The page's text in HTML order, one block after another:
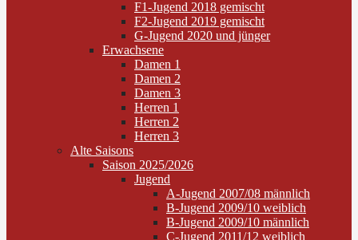
F1-Jugend 2018 gemischt
F2-Jugend 2019 gemischt
G-Jugend 2020 und jünger
Erwachsene
Damen 1
Damen 2
Damen 3
Herren 1
Herren 2
Herren 3
Alte Saisons
Saison 2025/2026
Jugend
A-Jugend 2007/08 männlich
B-Jugend 2009/10 weiblich
B-Jugend 2009/10 männlich
C-Jugend 2011/12 weiblich